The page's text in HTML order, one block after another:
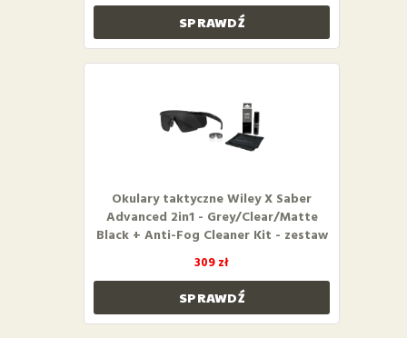
SPRAWDŹ
Okulary taktyczne Wiley X Saber
Advanced 2in1 - Grey/Clear/Matte
Black + Anti-Fog Cleaner Kit - zestaw
309 zł
SPRAWDŹ